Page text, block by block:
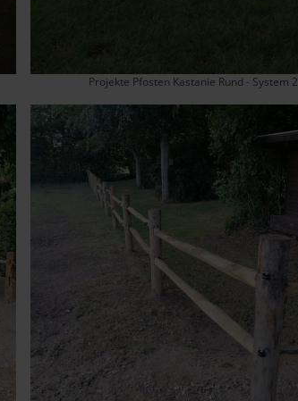
Projekte Pfosten Kastanie Rund - System 2